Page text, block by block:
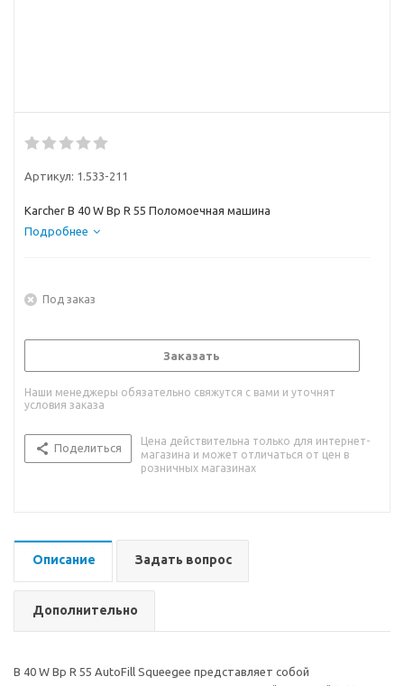
Артикул: 1.533-211
Karcher B 40 W Bp R 55 Поломоечная машина
Подробнее
Под заказ
Заказать
Наши менеджеры обязательно свяжутся с вами и уточнят
условия заказа
Поделиться
Цена действительна только для интернет-
магазина и может отличаться от цен в
розничных магазинах
Описание Задать вопрос
Дополнительно
B 40 W Bp R 55 AutoFill Squeegee представляет собой